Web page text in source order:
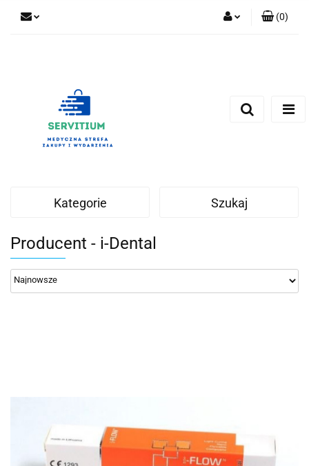
(0)
Kategorie Szukaj
Producent - i-Dental